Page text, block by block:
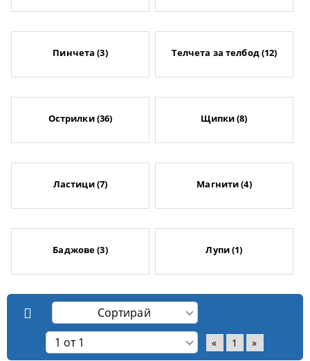
Пинчета (3) Телчета за телбод (12)
Острилки (36) Щипки (8)
Ластици (7) Магнити (4)
Баджове (3) Лупи (1)
« 1 »